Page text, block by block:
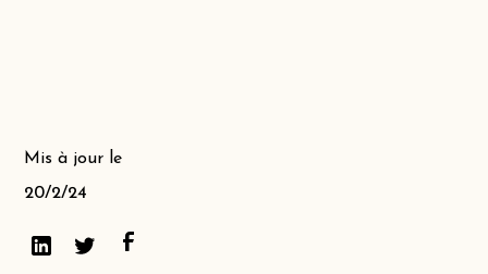
Mis à jour le
20/2/24